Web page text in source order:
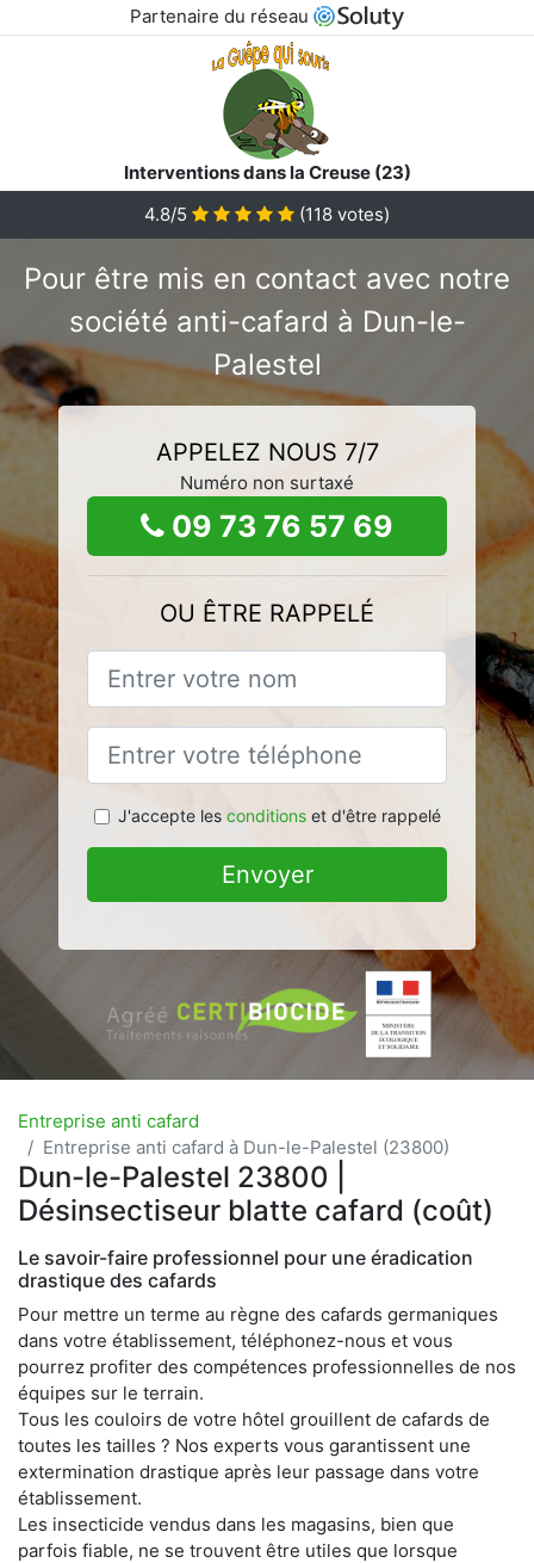
Partenaire du réseau
Interventions dans la Creuse (23)
4.8/5
(118 votes)
Pour être mis en contact avec notre
société anti-cafard à Dun-le-
Palestel
APPELEZ NOUS 7/7
Numéro non surtaxé
09 73 76 57 69
OU ÊTRE RAPPELÉ
J'accepte les conditionset d'être rappelé
Envoyer
Entreprise anti cafard
Entreprise anti cafard à Dun-le-Palestel (23800)
Dun-le-Palestel 23800 |
Désinsectiseur blatte cafard (coût)
Le savoir-faire professionnel pour une éradication
drastique des cafards
Pour mettre un terme au règne des cafards germaniques
dans votre établissement, téléphonez-nous et vous
pourrez profiter des compétences professionnelles de nos
équipes sur le terrain.
Tous les couloirs de votre hôtel grouillent de cafards de
toutes les tailles ? Nos experts vous garantissent une
extermination drastique après leur passage dans votre
établissement.
Les insecticide vendus dans les magasins, bien que
parfois fiable, ne se trouvent être utiles que lorsque